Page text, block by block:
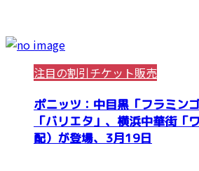
注目の割引チケット販売
ポニッツ：中目黒「フラミン
「バリエタ」、横浜中華街「
配）が登場、3月19日